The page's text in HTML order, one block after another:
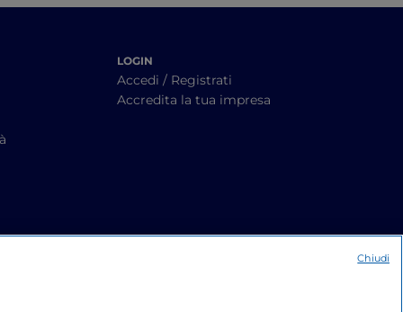
LOGIN
Accedi / Registrati
Accredita la tua impresa
Chiudi